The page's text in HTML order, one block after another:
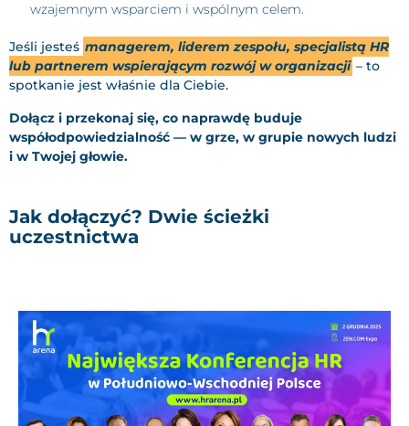
wzajemnym wsparciem i wspólnym celem.
Jeśli jesteś managerem, liderem zespołu, specjalistą HR
lub partnerem wspierającym rozwój w organizacji – to
spotkanie jest właśnie dla Ciebie.
Dołącz i przekonaj się, co naprawdę buduje
współodpowiedzialność — w grze, w grupie nowych ludzi
i w Twojej głowie.
Jak dołączyć? Dwie ścieżki
uczestnictwa